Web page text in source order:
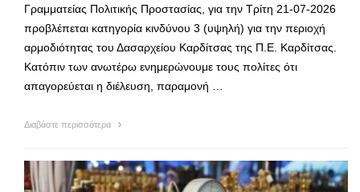
Γραμματείας Πολιτικής Προστασίας, για την Τρίτη 21-07-2026
προβλέπεται κατηγορία κινδύνου 3 (υψηλή) για την περιοχή
αρμοδιότητας του Δασαρχείου Καρδίτσας της Π.Ε. Καρδίτσας.
Κατόπιν των ανωτέρω ενημερώνουμε τους πολίτες ότι
απαγορεύεται η διέλευση, παραμονή …
Διαβάστε περισσότερα